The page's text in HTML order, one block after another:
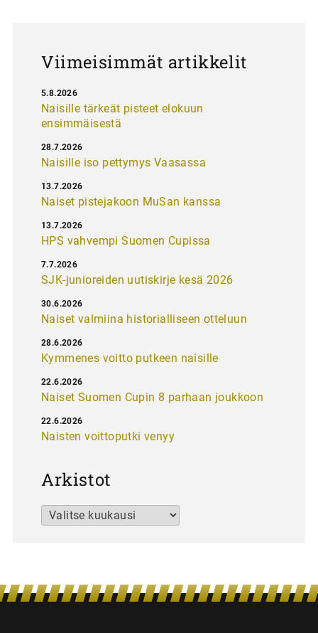
Viimeisimmät artikkelit
Naisille tärkeät pisteet elokuun
ensimmäisestä
5.8.2026
Naisille iso pettymys Vaasassa
28.7.2026
Naiset pistejakoon MuSan kanssa
13.7.2026
HPS vahvempi Suomen Cupissa
13.7.2026
SJK-junioreiden uutiskirje kesä 2026
7.7.2026
Naiset valmiina historialliseen otteluun
30.6.2026
Kymmenes voitto putkeen naisille
28.6.2026
Naiset Suomen Cupin 8 parhaan joukkoon
22.6.2026
Naisten voittoputki venyy
22.6.2026
Arkistot
Arkistot